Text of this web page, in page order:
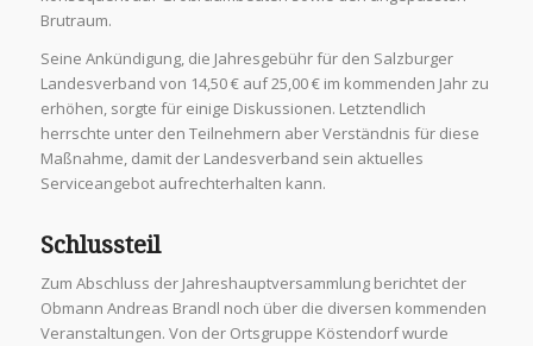
Brutraum.
Seine Ankündigung, die Jahresgebühr für den Salzburger
Landesverband von 14,50 € auf 25,00 € im kommenden Jahr zu
erhöhen, sorgte für einige Diskussionen. Letztendlich
herrschte unter den Teilnehmern aber Verständnis für diese
Maßnahme, damit der Landesverband sein aktuelles
Serviceangebot aufrechterhalten kann.
Schlussteil
Zum Abschluss der Jahreshauptversammlung berichtet der
Obmann Andreas Brandl noch über die diversen kommenden
Veranstaltungen. Von der Ortsgruppe Köstendorf wurde